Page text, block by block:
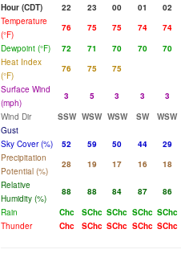
Hour (CDT)
22 23 00 01 02
Temperature
(°F)
76 75 75 74 74
Dewpoint (°F)
72 71 70 70 70
Heat Index
(°F)
76 75 75
Surface Wind
(mph)
3 5 3 3 3
Wind Dir
SSW WSW WSW SW WSW
Gust
Sky Cover (%)
52 59 50 44 29
Precipitation
Potential (%)
28 19 17 16 18
Relative
Humidity (%)
88 88 84 87 86
Rain
Chc SChc SChc SChc SChc
Thunder
Chc SChc SChc SChc SChc